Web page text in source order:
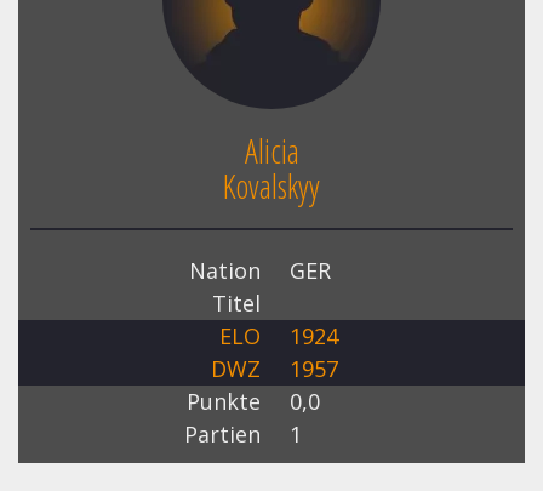
Alicia
Kovalskyy
Nation
GER
Titel
ELO
1924
DWZ
1957
Punkte
0,0
Partien
1